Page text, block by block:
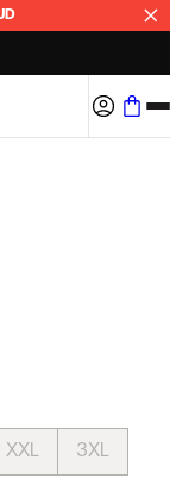
XXL 3XL